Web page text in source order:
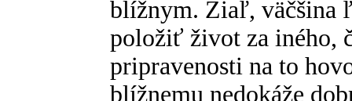
blížnym. Žiaľ, väčšina
položiť život za iného,
pripravenosti na to
blížnemu nedokáže